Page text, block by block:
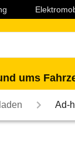
ums
Ad-